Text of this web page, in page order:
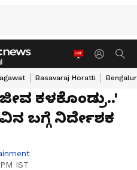
Basavaraj Horatti
ಕಳಕೊಂಡ್ರು..'
ಬಗ್ಗೆ ನಿರ್ದೇಶಕ
IST